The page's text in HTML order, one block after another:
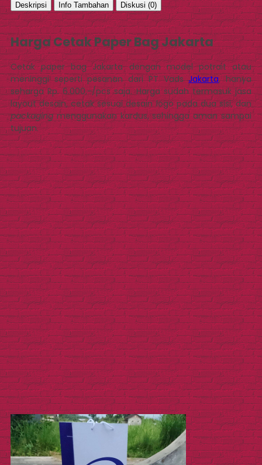
Deskripsi Info Tambahan Diskusi (0)
Harga Cetak Paper Bag Jakarta
Cetak paper bag Jakarta dengan model potrait atau
meninggi seperti pesanan dari PT VadsJakarta, hanya
seharga Rp. 6.000,-/pcs saja. Harga sudah termasuk jasa
layout desain, cetak sesuai desain logo pada dua sisi, dan
packagingmenggunakan kardus, sehingga aman sampai
tujuan.